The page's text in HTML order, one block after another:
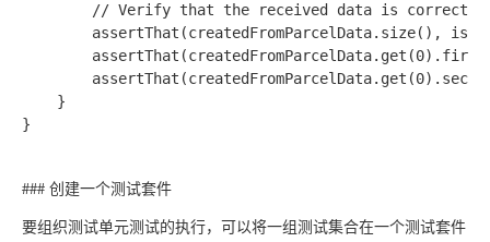
// Verify that the received data is correct.
assertThat(createdFromParcelData.size(),
assertThat(createdFromParcelData.get(0).first,
assertThat(createdFromParcelData.get(0).second,
}
### 创建一个测试套件
要组织测试单元测试的执行，可以将一组测试集合在一个测试套件